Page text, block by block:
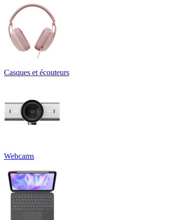
Casques et écouteurs
Webcams